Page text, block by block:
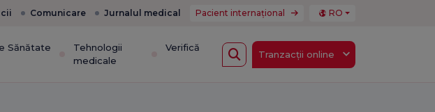
Comunicare Jurnalul medical Pacient internațional RO
Sănătate
Tehnologii
medicale
Verifică
Tranzacții online